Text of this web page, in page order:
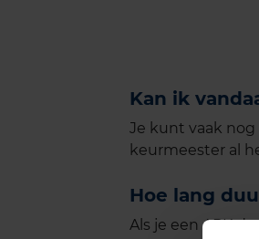
Kan ik
Je kunt vaak nog
keurmeester al
Hoe lang
Als je een APK